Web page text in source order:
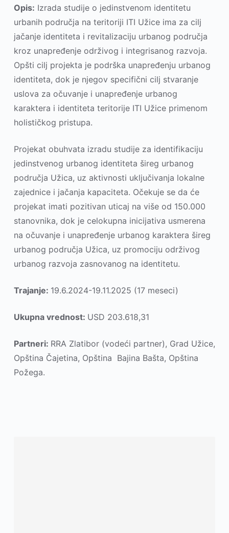
Opis: Izrada studije o jedinstvenom identitetu
urbanih područja na teritoriji ITI Užice ima za cilj
jačanje identiteta i revitalizaciju urbanog područja
kroz unapređenje održivog i integrisanog razvoja.
Opšti cilj projekta je podrška unapređenju urbanog
identiteta, dok je njegov specifični cilj stvaranje
uslova za očuvanje i unapređenje urbanog
karaktera i identiteta teritorije ITI Užice primenom
holističkog pristupa.
Projekat obuhvata izradu studije za identifikaciju
jedinstvenog urbanog identiteta šireg urbanog
područja Užica, uz aktivnosti uključivanja lokalne
zajednice i jačanja kapaciteta. Očekuje se da će
projekat imati pozitivan uticaj na više od 150.000
stanovnika, dok je celokupna inicijativa usmerena
na očuvanje i unapređenje urbanog karaktera šireg
urbanog područja Užica, uz promociju održivog
urbanog razvoja zasnovanog na identitetu.
Trajanje: 19.6.2024-19.11.2025 (17 meseci)
Ukupna vrednost: USD 203.618,31
Partneri: RRA Zlatibor (vodeći partner), Grad Užice,
Opština Čajetina, Opština Bajina Bašta, Opština
Požega.